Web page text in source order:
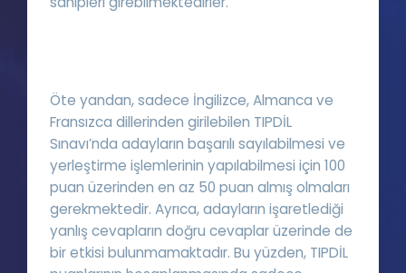
Öte yandan, sadece İngilizce, Almanca ve
Fransızca dillerinden girilebilen TIPDİL
Sınavı’nda adayların başarılı sayılabilmesi ve
yerleştirme işlemlerinin yapılabilmesi için 100
puan üzerinden en az 50 puan almış olmaları
gerekmektedir. Ayrıca, adayların işaretlediği
yanlış cevapların doğru cevaplar üzerinde de
bir etkisi bulunmamaktadır. Bu yüzden, TIPDİL